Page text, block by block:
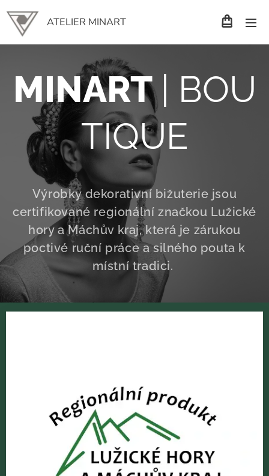
ATELIER MINART
MINART
| BOU
TIQUE
Výrobky dekorativní bižuterie jsou
certifikované regionální značkou Lužické
hory a Máchův kraj, která je zárukou
poctivé ruční práce a silného pouta k
místní tradici.